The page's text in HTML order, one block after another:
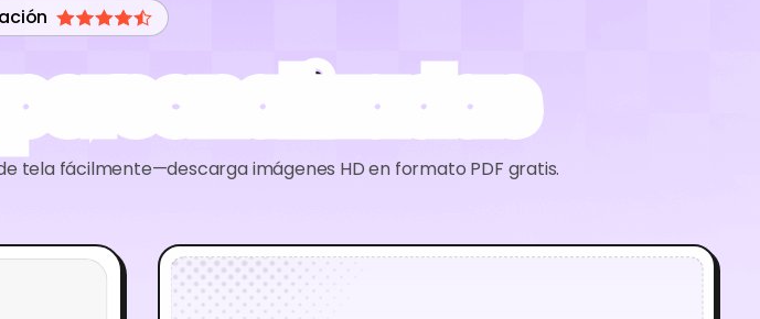
personalizadas
tela fácilmente—descarga imágenes HD en formato PDF gratis.